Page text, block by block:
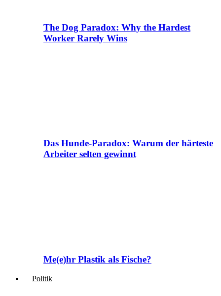
The Dog Paradox: Why the Hardest
Worker Rarely Wins
Das Hunde-Paradox: Warum der härteste
Arbeiter selten gewinnt
Me(e)hr Plastik als Fische?
Politik